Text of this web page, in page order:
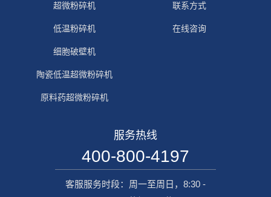
超微粉碎机
低温粉碎机
细胞破壁机
陶瓷低温超微粉碎机
原料药超微粉碎机
联系方式
在线咨询
服务热线
400-800-4197
客服服务时段：周一至周日，8:30 -